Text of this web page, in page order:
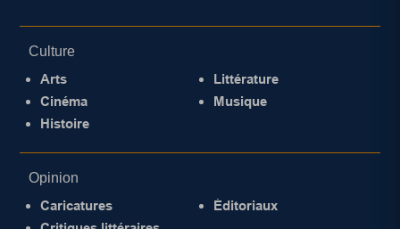
Culture
Arts
Cinéma
Histoire
Littérature
Musique
Opinion
Caricatures
Éditoriaux